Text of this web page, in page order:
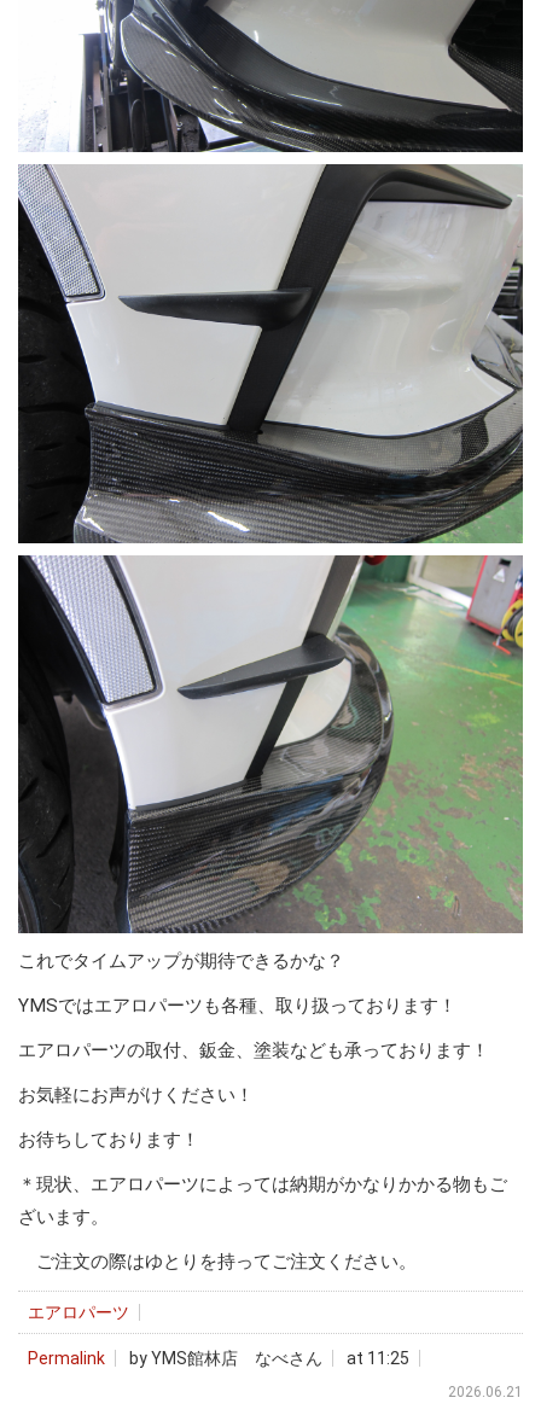
これでタイムアップが期待できるかな？
YMSではエアロパーツも各種、取り扱っております！
エアロパーツの取付、鈑金、塗装なども承っております！
お気軽にお声がけください！
お待ちしております！
＊現状、エアロパーツによっては納期がかなりかかる物もご
ざいます。
ご注文の際はゆとりを持ってご注文ください。
エアロパーツ
Permalink by YMS館林店 なべさん at 11:25
2026.06.21